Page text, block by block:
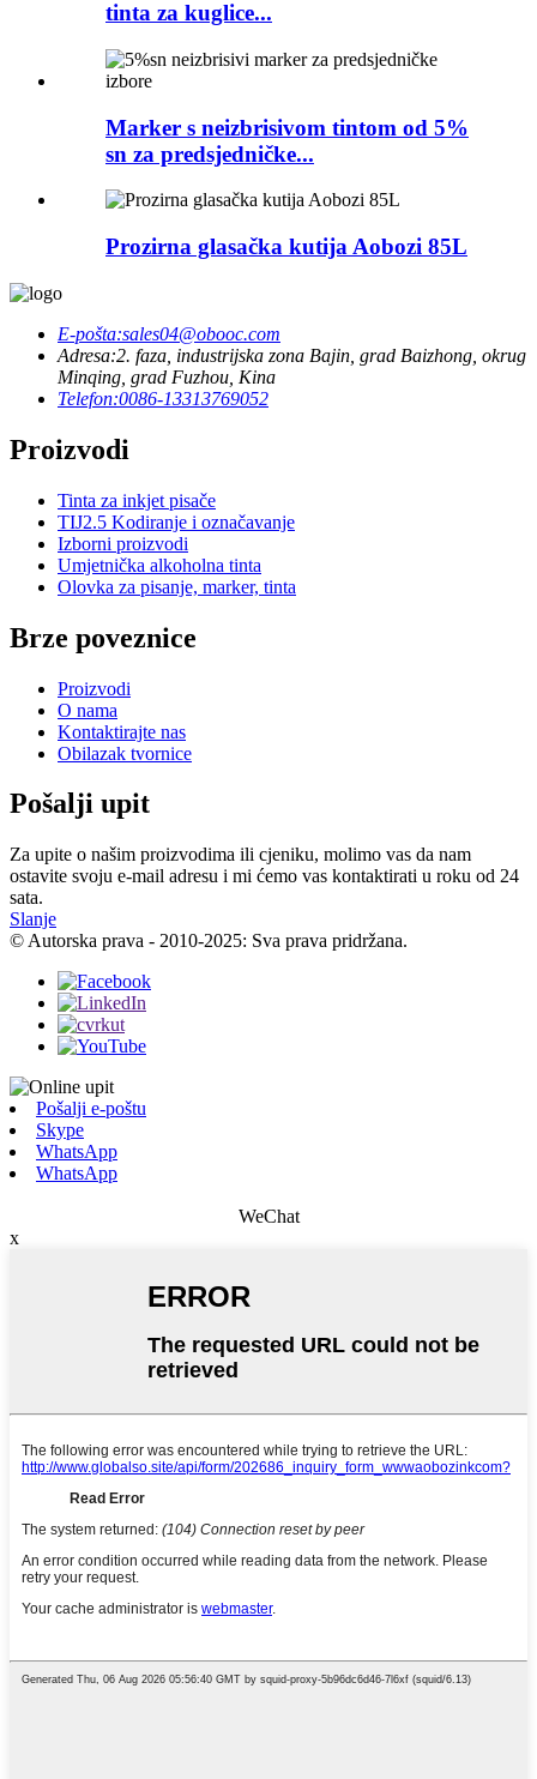
tinta za kuglice...
Marker s neizbrisivom tintom od 5%
sn za predsjedničke...
Prozirna glasačka kutija Aobozi 85L
E-pošta:sales04@obooc.com
Adresa:2. faza, industrijska zona Bajin, grad Baizhong, okrug
Minqing, grad Fuzhou, Kina
Telefon:0086-13313769052
Proizvodi
Tinta za inkjet pisače
TIJ2.5 Kodiranje i označavanje
Izborni proizvodi
Umjetnička alkoholna tinta
Olovka za pisanje, marker, tinta
Brze poveznice
Proizvodi
O nama
Kontaktirajte nas
Obilazak tvornice
Pošalji upit
Za upite o našim proizvodima ili cjeniku, molimo vas da nam
ostavite svoju e-mail adresu i mi ćemo vas kontaktirati u roku od 24
sata.
Slanje
© Autorska prava - 2010-2025: Sva prava pridržana.
Pošalji e-poštu
Skype
WhatsApp
WhatsApp
WeChat
x